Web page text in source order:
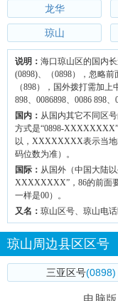
龙华
琼山
说明： 海口琼山区的国内长
(0898)、（0898），忽略前
（898），国外拨打需加
898、0086898、0086 898、
国内： 从国内其它不同区
方式是“0898-
以，XXXXXXXX表示当
码位数为准）。
国际： 从国外（中国大陆
XXXXXXXX”，86的前面
一样是00）。
又名： 琼山区号、琼山电
琼山周边县区区号
三亚区号(0898)